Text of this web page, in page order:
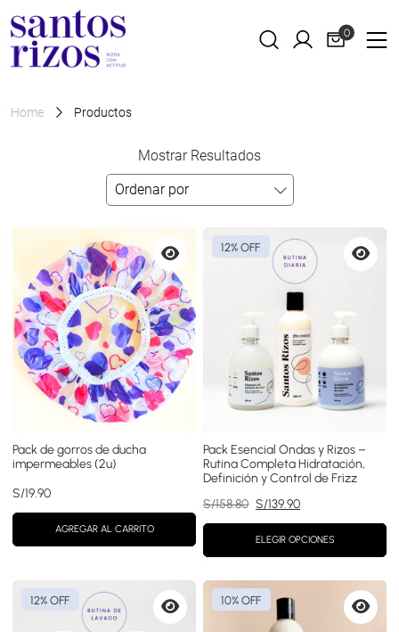
0
Home Productos
Mostrar Resultados
Vista
previa
Pack de gorros de ducha
impermeables (2u)
S/19.90
AGREGAR AL CARRITO
12% OFF
Vista
Pack Esencial Ondas y Rizos –
Rutina Completa Hidratación,
Definición y Control de Frizz
S/158.80 El
precio
original
era:
S/139.90El
precio
actual
es:
ELEGIR OPCIONES
12% OFF
Vista
10% OFF
Vista